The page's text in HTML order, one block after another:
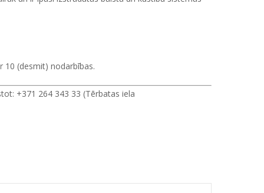
10 (desmit) nodarbības.
+371 264 343 33 (Tērbatas iela